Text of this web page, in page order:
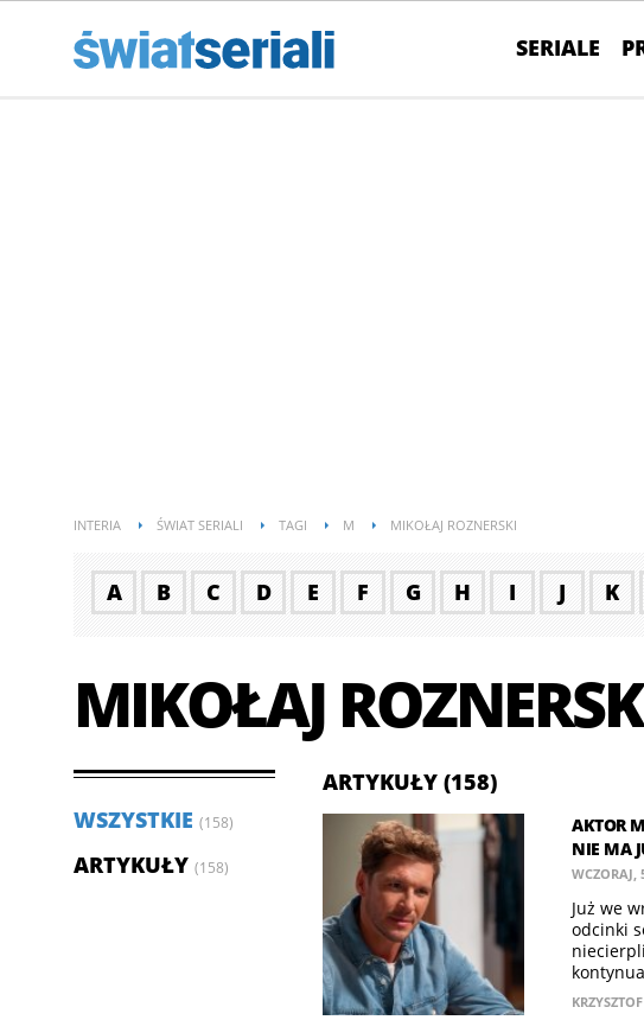
SERIALE
INTERIA ŚWIAT SERIALI TAGI M MIKOŁAJ ROZNERSKI
A B C D E F G H I J K
MIKOŁAJ
WSZYSTKIE (158)
ARTYKUŁY (158)
ARTYKUŁY (158)
AKTOR
NIE MA
WCZORAJ,
Już we
odcinki